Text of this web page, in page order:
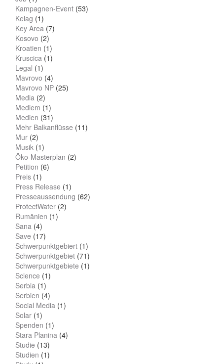
Kampagnen-Event (53)
Kelag (1)
Key Area (7)
Kosovo (2)
Kroatien (1)
Kruscica (1)
Legal (1)
Mavrovo (4)
Mavrovo NP (25)
Media (2)
Mediem (1)
Medien (31)
Mehr Balkanflüsse (11)
Mur (2)
Musik (1)
Öko-Masterplan (2)
Petition (6)
Preis (1)
Press Release (1)
Presseaussendung (62)
ProtectWater (2)
Rumänien (1)
Sana (4)
Save (17)
Schwerpunktgebiert (1)
Schwerpunktgebiet (71)
Schwerpunktgebiete (1)
Science (1)
Serbia (1)
Serbien (4)
Social Media (1)
Solar (1)
Spenden (1)
Stara Planina (4)
Studie (13)
Studien (1)